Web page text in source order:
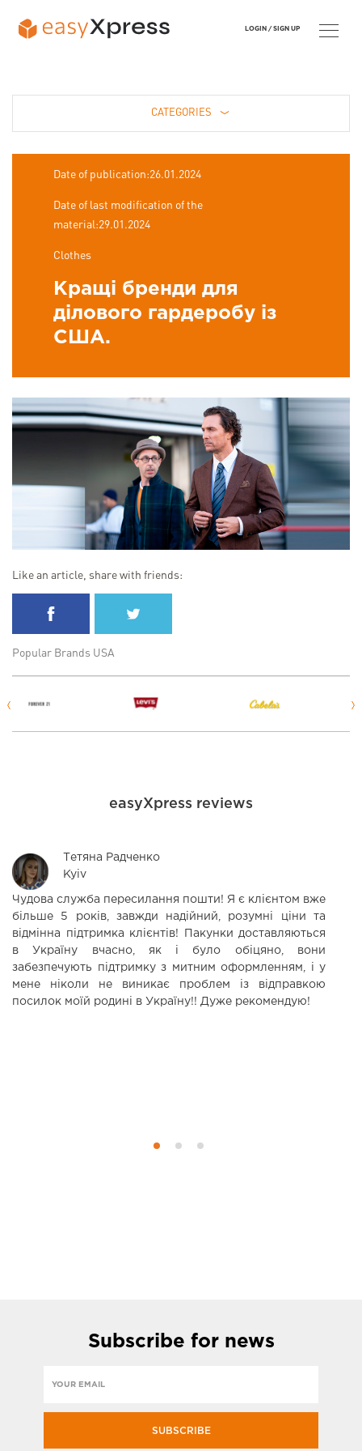
CATEGORIES
Date of publication:26.01.2024
Date of last modification of the
material:29.01.2024
Clothes
Кращі бренди для
ділового гардеробу із
США.
Like an article, share with friends:
Popular Brands USA
easyXpress reviews
Тетяна Радченко
Kyiv
Чудова служба пересилання пошти! Я є клієнтом вже
більше 5 років, завжди надійний, розумні ціни та
відмінна підтримка клієнтів! Пакунки доставляються
в Україну вчасно, як і було обіцяно, вони
забезпечують підтримку з митним оформленням, і у
мене ніколи не виникає проблем із відправкою
посилок моїй родині в Україну!! Дуже рекомендую!
Subscribe for news
SUBSCRIBE
LOGIN / SIGN UP